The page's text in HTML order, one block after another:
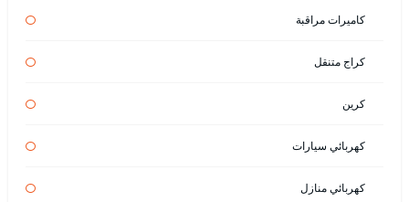
كاميرات مراقبة
كراج متنقل
كرين
كهربائي سيارات
كهربائي منازل